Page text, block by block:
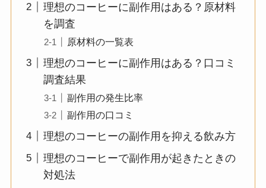
理想のコーヒーに副作用はある？原材料
を調査
原材料の一覧表
理想のコーヒーに副作用はある？口コミ
調査結果
副作用の発生比率
副作用の口コミ
理想のコーヒーの副作用を抑える飲み方
理想のコーヒーで副作用が起きたときの
対処法